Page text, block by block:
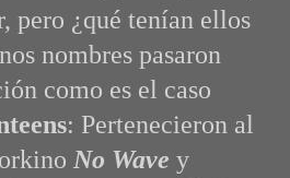
pero ¿qué tenían ellos
nombres pasaron
como es el caso
: Pertenecieron al
No Wave y